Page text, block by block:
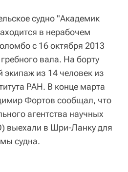
судно "Академик
в нерабочем
с 16 октября 2013
вала. На борту
экипаж из 14 человек из
РАН. В конце марта
Фортов сообщал, что
агентства научных
выехали в Шри-Ланку для
судна.